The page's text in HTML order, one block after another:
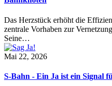
Das Herzstück erhöht die
zentrale Vorhaben zur
Seine…
Mai 22, 2026
S-Bahn - Ein Ja ist ein Signal